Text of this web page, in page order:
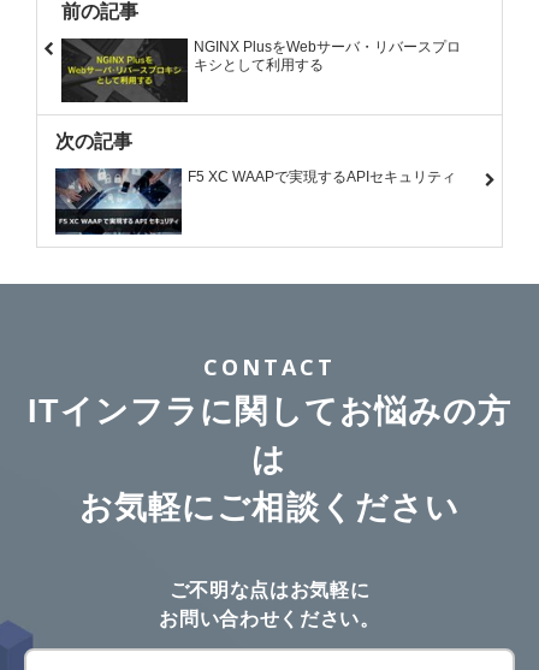
前の記事
NGINX PlusをWebサーバ・リバースプロ
キシとして利用する
次の記事
F5 XC WAAPで実現するAPIセキュリティ
CONTACT
ITインフラに関してお悩みの方
は
お気軽にご相談ください
ご不明な点はお気軽に
お問い合わせください。